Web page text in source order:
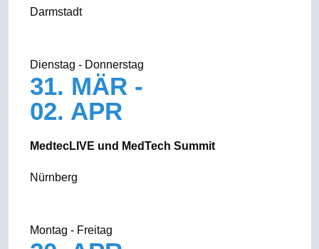
Darmstadt
Dienstag - Donnerstag
31. MÄR -
02. APR
MedtecLIVE und MedTech Summit
Nürnberg
Montag - Freitag